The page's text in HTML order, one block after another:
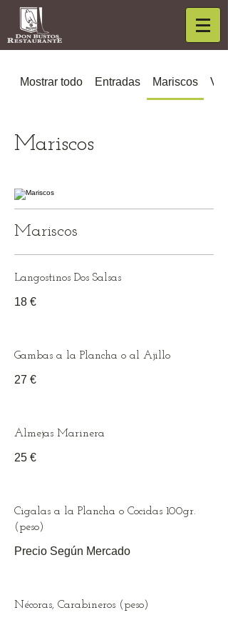
Mostrar todo Entradas Mariscos
Mariscos
Mariscos
Langostinos Dos Salsas
18 €
Gambas a la Plancha o al Ajillo
27 €
Almejas Marinera
25 €
Cigalas a la Plancha o Cocidas 100gr.
(peso)
Precio Según Mercado
Nécoras, Carabineros (peso)